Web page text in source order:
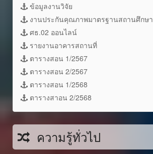
ข้อมูลงานวิจัย
งานประกันคุณภาพมาตรฐานสถานศึกษา
ศธ.02 ออนไลน์
รายงานอาคารสถานที่
ตารางสอน 1/2567
ตารางสอน 2/2567
ตารางสอน 1/2568
ตารางสาอน 2/2568
ความรู้ทั่วไป